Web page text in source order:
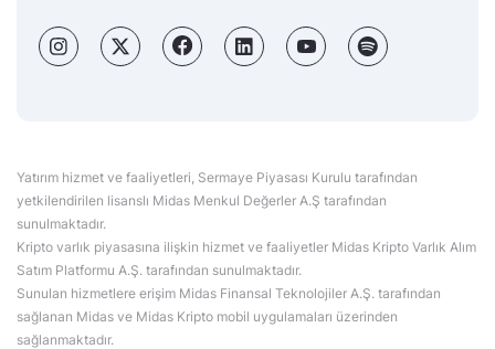
Yatırım hizmet ve faaliyetleri, Sermaye Piyasası Kurulu tarafından
yetkilendirilen lisanslı Midas Menkul Değerler A.Ş tarafından
sunulmaktadır.
Kripto varlık piyasasına ilişkin hizmet ve faaliyetler Midas Kripto Varlık Alım
Satım Platformu A.Ş. tarafından sunulmaktadır.
Sunulan hizmetlere erişim Midas Finansal Teknolojiler A.Ş. tarafından
sağlanan Midas ve Midas Kripto mobil uygulamaları üzerinden
sağlanmaktadır.